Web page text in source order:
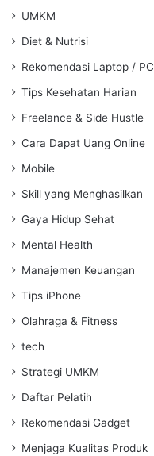
UMKM
Diet & Nutrisi
Rekomendasi Laptop / PC
Tips Kesehatan Harian
Freelance & Side Hustle
Cara Dapat Uang Online
Mobile
Skill yang Menghasilkan
Gaya Hidup Sehat
Mental Health
Manajemen Keuangan
Tips iPhone
Olahraga & Fitness
tech
Strategi UMKM
Daftar Pelatih
Rekomendasi Gadget
Menjaga Kualitas Produk